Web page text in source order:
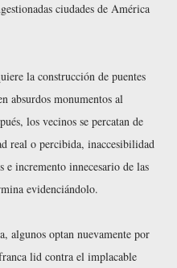
ciudades de América
la construcción de puentes
absurdos monumentos al
los vecinos se percatan de
real o percibida, inaccesibilidad
e incremento innecesario de las
evidenciándolo.
algunos optan nuevamente por
lid contra el implacable